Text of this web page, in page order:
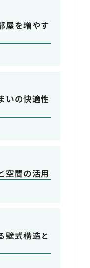
屋を増やす
いの快適性
空間の活用
壁式構造と